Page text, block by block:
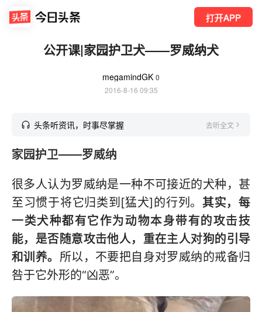
打开APP
公开课|家园护卫犬——罗威纳犬
megamindGK 0
2016-8-16 09:35
头条听资讯，时事尽掌握 去听全文
家园护卫——罗威纳
很多人认为罗威纳是一种不可接近的犬种，甚
至习惯于将它归类到[猛犬]的行列。 其实，每
一类犬种都有它作为动物本身带有的攻击技
能，是否随意攻击他人，重在主人对狗的引导
和训养。 所以，不要把自身对罗威纳的戒备归
咎于它外形的“凶恶”。